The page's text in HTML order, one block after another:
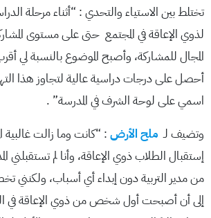
تختلط بين الاستياء والتحدي : “أثناء مرحلة
لذوي الإعاقة في المجتمع حتى على مستوى
المجال للمشاركة، وأصبح الموضوع بالنسبة لي
أحصل على درجات دراسية عالية لتجاوز هذا
اسمي على لوحة الشرف في المدرسة” .
وتضيف لـ ملح الأرض : “كانت وما زالت
إستقبال الطلاب ذوي الإعاقة، وأنا لم تستقبلني
من مدير التربية دون إبداء أي أسباب، ولكنني
إلى أن أصبحت أول شخص من ذوي الإعاقة في